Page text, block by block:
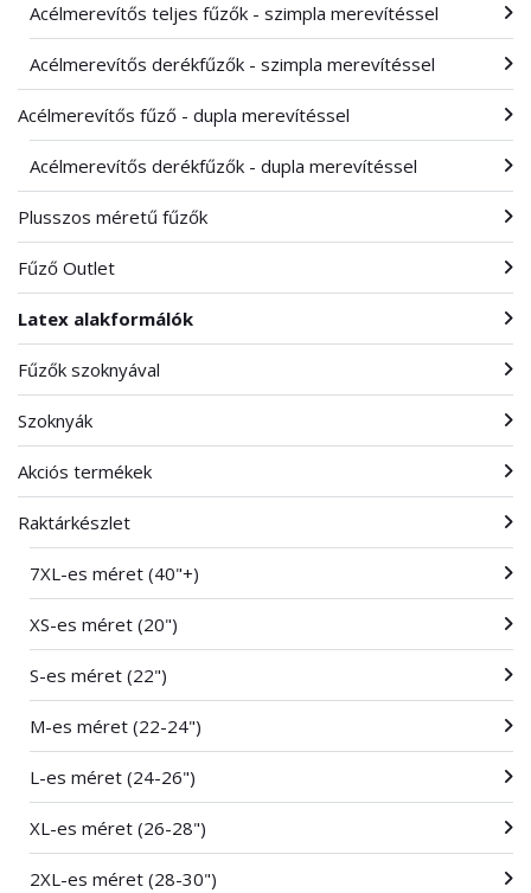
Acélmerevítős teljes fűzők - szimpla merevítéssel
Acélmerevítős derékfűzők - szimpla merevítéssel
Acélmerevítős fűző - dupla merevítéssel
Acélmerevítős derékfűzők - dupla merevítéssel
Plusszos méretű fűzők
Fűző Outlet
Latex alakformálók
Fűzők szoknyával
Szoknyák
Akciós termékek
Raktárkészlet
7XL-es méret (40"+)
XS-es méret (20")
S-es méret (22")
M-es méret (22-24")
L-es méret (24-26")
XL-es méret (26-28")
2XL-es méret (28-30")